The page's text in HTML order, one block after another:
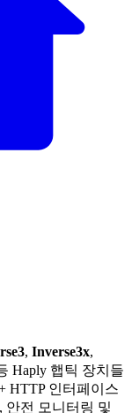
, Inverse3x,
Haply 햅틱 장치들
HTTP 인터페이스
안전 모니터링 및